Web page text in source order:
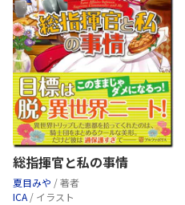
総指揮官と私の事情
夏目みや / 著者
ICA / イラスト